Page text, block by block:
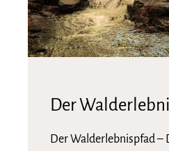
Der
Der Walderlebnispfad –